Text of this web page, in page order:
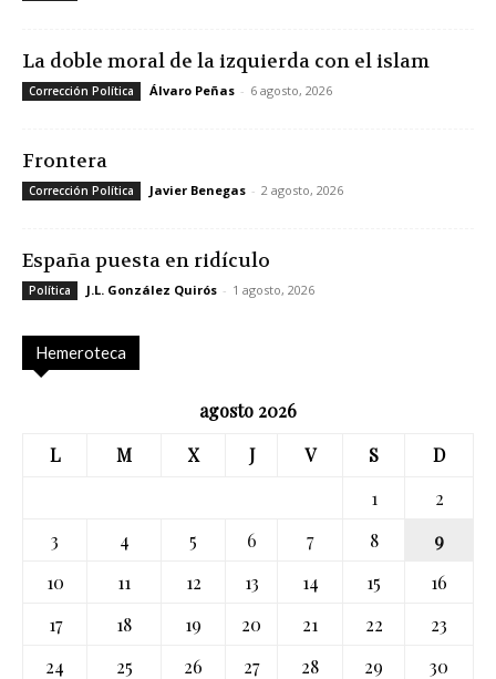
La doble moral de la izquierda con el islam
Corrección Política Álvaro Peñas - 6 agosto, 2026
Frontera
Corrección Política Javier Benegas - 2 agosto, 2026
España puesta en ridículo
Política J.L. González Quirós - 1 agosto, 2026
Hemeroteca
agosto 2026
L
M X J V S
D
1
2
3
4 5 6 7 8
9
10
11 12 13 14 15
16
17
18 19 20 21 22
23
24
25 26 27 28 29
30